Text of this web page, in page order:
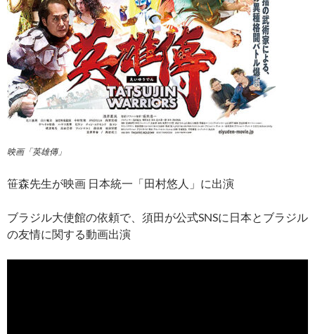
映画「英雄傳」
笹森先生が映画 日本統一「田村悠人」に出演
ブラジル大使館の依頼で、須田が公式SNSに日本とブラジル
の友情に関する動画出演